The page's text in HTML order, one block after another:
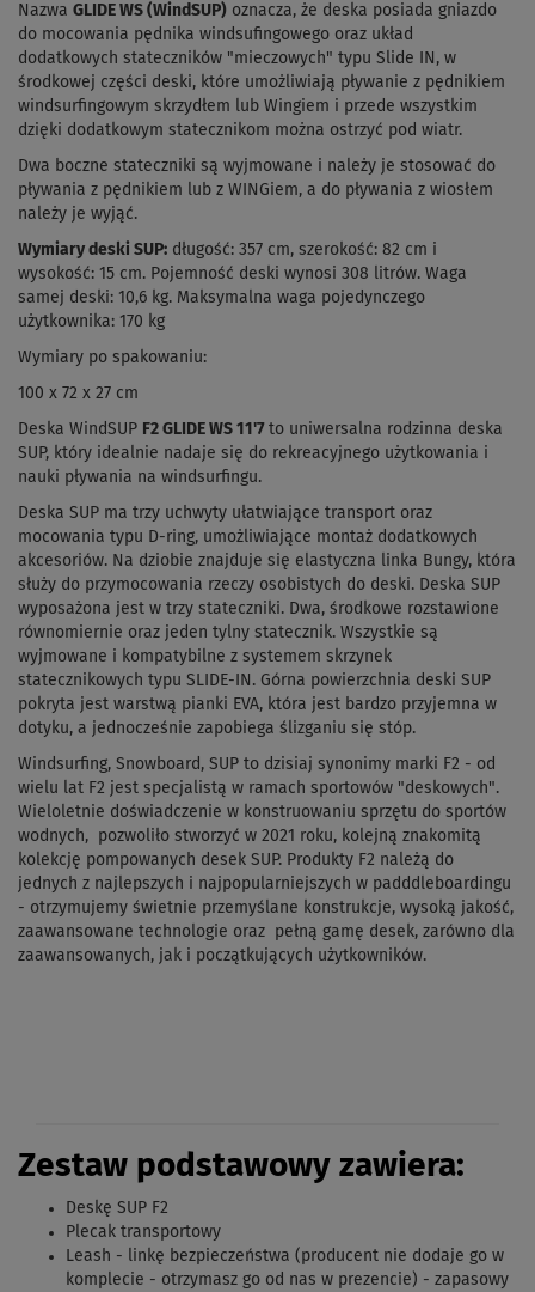
Nazwa GLIDE WS (WindSUP) oznacza, że deska posiada gniazdo
do mocowania pędnika windsufingowego oraz układ
dodatkowych stateczników "mieczowych" typu Slide IN, w
środkowej części deski, które umożliwiają pływanie z pędnikiem
windsurfingowym skrzydłem lub Wingiem i przede wszystkim
dzięki dodatkowym statecznikom można ostrzyć pod wiatr.
Dwa boczne stateczniki są wyjmowane i należy je stosować do
pływania z pędnikiem lub z WINGiem, a do pływania z wiosłem
należy je wyjąć.
Wymiary deski SUP: długość: 357 cm, szerokość: 82 cm i
wysokość: 15 cm. Pojemność deski wynosi 308 litrów. Waga
samej deski: 10,6 kg. Maksymalna waga pojedynczego
użytkownika: 170 kg
Wymiary po spakowaniu:
100 x 72 x 27 cm
Deska WindSUP F2 GLIDE WS 11'7 to uniwersalna rodzinna deska
SUP, który idealnie nadaje się do rekreacyjnego użytkowania i
nauki pływania na windsurfingu.
Deska SUP ma trzy uchwyty ułatwiające transport oraz
mocowania typu D-ring, umożliwiające montaż dodatkowych
akcesoriów. Na dziobie znajduje się elastyczna linka Bungy, która
służy do przymocowania rzeczy osobistych do deski. Deska SUP
wyposażona jest w trzy stateczniki. Dwa, środkowe rozstawione
równomiernie oraz jeden tylny statecznik. Wszystkie są
wyjmowane i kompatybilne z systemem skrzynek
statecznikowych typu SLIDE-IN. Górna powierzchnia deski SUP
pokryta jest warstwą pianki EVA, która jest bardzo przyjemna w
dotyku, a jednocześnie zapobiega ślizganiu się stóp.
Windsurfing, Snowboard, SUP to dzisiaj synonimy marki F2 - od
wielu lat F2 jest specjalistą w ramach sportowów "deskowych".
Wieloletnie doświadczenie w konstruowaniu sprzętu do sportów
wodnych, pozwoliło stworzyć w 2021 roku, kolejną znakomitą
kolekcję pompowanych desek SUP. Produkty F2 należą do
jednych z najlepszych i najpopularniejszych w padddleboardingu
- otrzymujemy świetnie przemyślane konstrukcje, wysoką jakość,
zaawansowane technologie oraz pełną gamę desek, zarówno dla
zaawansowanych, jak i początkujących użytkowników.
Zestaw podstawowy zawiera:
Deskę SUP F2
Plecak transportowy
Leash - linkę bezpieczeństwa (producent nie dodaje go w
komplecie - otrzymasz go od nas w prezencie) - zapasowy